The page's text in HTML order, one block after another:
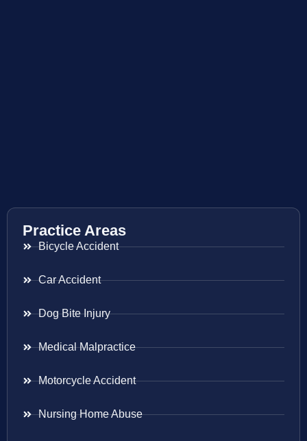
Practice Areas
Bicycle Accident
Car Accident
Dog Bite Injury
Medical Malpractice
Motorcycle Accident
Nursing Home Abuse